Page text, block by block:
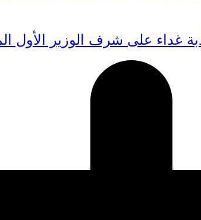
غداء على شرف الوزير الأول